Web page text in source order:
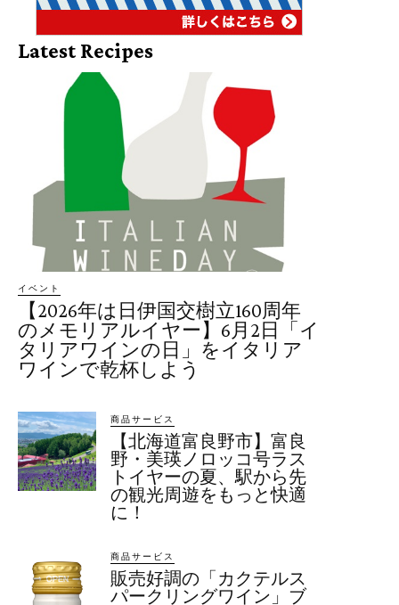
Latest Recipes
イベント
【2026年は日伊国交樹立160周年
のメモリアルイヤー】6月2日「イ
タリアワインの日」をイタリア
ワインで乾杯しよう
商品サービス
【北海道富良野市】富良
野・美瑛ノロッコ号ラス
トイヤーの夏、駅から先
の観光周遊をもっと快適
に！
商品サービス
販売好調の「カクテルス
パークリングワイン」ブ